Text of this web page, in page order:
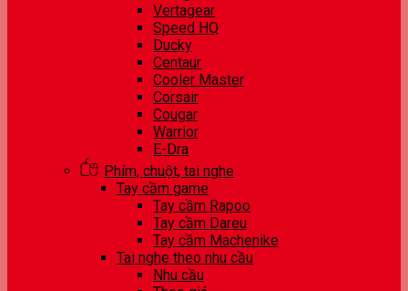
Vertagear
Speed HQ
Ducky
Centaur
Cooler Master
Corsair
Cougar
Warrior
E-Dra
Phím, chuột, tai nghe
Tay cầm game
Tay cầm Rapoo
Tay cầm Dareu
Tay cầm Machenike
Tai nghe theo nhu cầu
Nhu cầu